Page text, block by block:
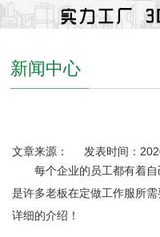
新闻中心
文章来源： 发表时间：
每个企业的员工都有着
是许多老板在定做工作服所
详细的介绍！